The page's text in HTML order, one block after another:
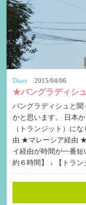
Diary 2015/04/06
★バングラディシ
バングラディシュと
かと思います。 日本
（トランジット）に
由 ★マレーシア経由 ★
イ経由が時間が一番
約６時間】 ↓ 【トラ